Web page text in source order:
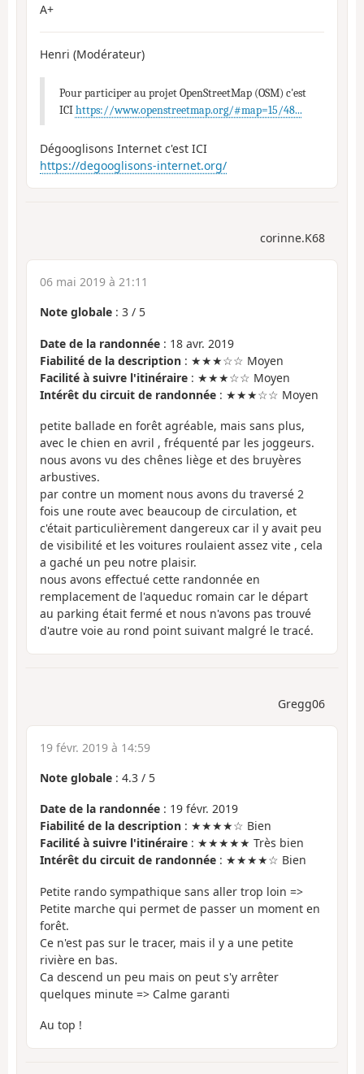
A+
Henri (Modérateur)
Pour participer au projet OpenStreetMap (OSM) c'est
ICIhttps://www.openstreetmap.org/#map=15/48...
Dégooglisons Internet c'est ICI
https://degooglisons-internet.org/
corinne.K68
06 mai 2019 à 21:11
Note globale : 3 / 5
Date de la randonnée : 18 avr. 2019
Fiabilité de la description : ★★★☆☆ Moyen
Facilité à suivre l'itinéraire : ★★★☆☆ Moyen
Intérêt du circuit de randonnée : ★★★☆☆ Moyen
petite ballade en forêt agréable, mais sans plus,
avec le chien en avril , fréquenté par les joggeurs.
nous avons vu des chênes liège et des bruyères
arbustives.
par contre un moment nous avons du traversé 2
fois une route avec beaucoup de circulation, et
c'était particulièrement dangereux car il y avait peu
de visibilité et les voitures roulaient assez vite , cela
a gaché un peu notre plaisir.
nous avons effectué cette randonnée en
remplacement de l'aqueduc romain car le départ
au parking était fermé et nous n'avons pas trouvé
d'autre voie au rond point suivant malgré le tracé.
Gregg06
19 févr. 2019 à 14:59
Note globale : 4.3 / 5
Date de la randonnée : 19 févr. 2019
Fiabilité de la description : ★★★★☆ Bien
Facilité à suivre l'itinéraire : ★★★★★ Très bien
Intérêt du circuit de randonnée : ★★★★☆ Bien
Petite rando sympathique sans aller trop loin =>
Petite marche qui permet de passer un moment en
forêt.
Ce n'est pas sur le tracer, mais il y a une petite
rivière en bas.
Ca descend un peu mais on peut s'y arrêter
quelques minute => Calme garanti
Au top !